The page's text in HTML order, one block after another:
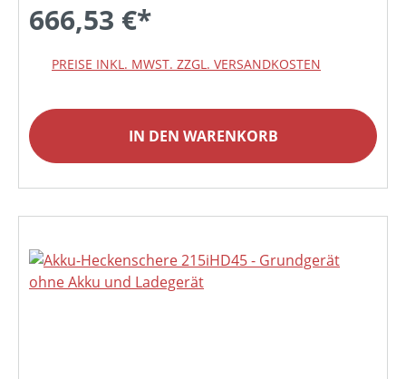
666,53 €*
PREISE INKL. MWST. ZZGL. VERSANDKOSTEN
IN DEN WARENKORB